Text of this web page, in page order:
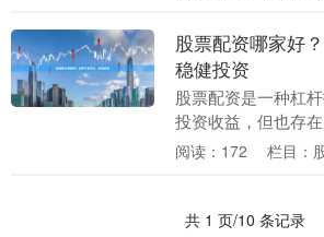
投....
股票配资哪家好
稳健投资
股票配资是一种杠
投资收益，但也存
的配资平台至关重
阅读：172 栏目：
共 1 页/10 条记录